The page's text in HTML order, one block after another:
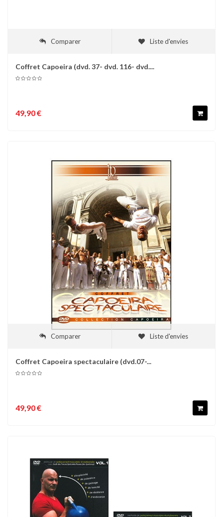
Comparer Liste d'envies
Coffret Capoeira (dvd. 37- dvd. 116- dvd....
49,90 €
Comparer Liste d'envies
Coffret Capoeira spectaculaire (dvd.07-...
49,90 €